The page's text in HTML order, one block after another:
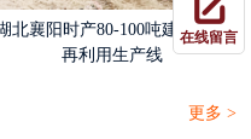
北襄阳时产80-100吨建筑垃圾
再利用生产线
更多 >
在线留言